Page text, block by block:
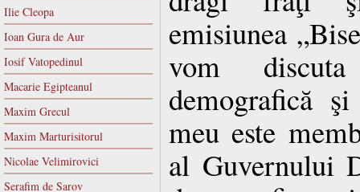
Ilie Cleopa
Ioan Gura de Aur
Iosif Vatopedinul
Macarie Egipteanul
Maxim Grecul
Maxim Marturisitorul
Nicolae Velimirovici
Serafim de Sarov
emisiunea
vom
demografică
meu este
al Guvernului